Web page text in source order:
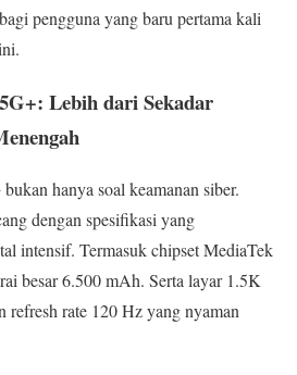
pengguna yang baru pertama kali
Lebih dari Sekadar
hanya soal keamanan siber.
dengan spesifikasi yang
intensif. Termasuk chipset MediaTek
besar 6.500 mAh. Serta layar 1.5K
refresh rate 120 Hz yang nyaman